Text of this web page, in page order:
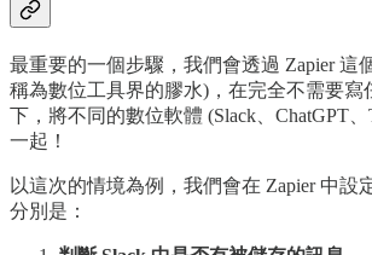
最重要的一個步驟，我們會透過 Zapier 這
稱為數位工具界的膠水)，在完全不需要寫
下，將不同的數位軟體 (Slack、ChatGPT
一起！
以這次的情境為例，我們會在 Zapier 中設
分別是：